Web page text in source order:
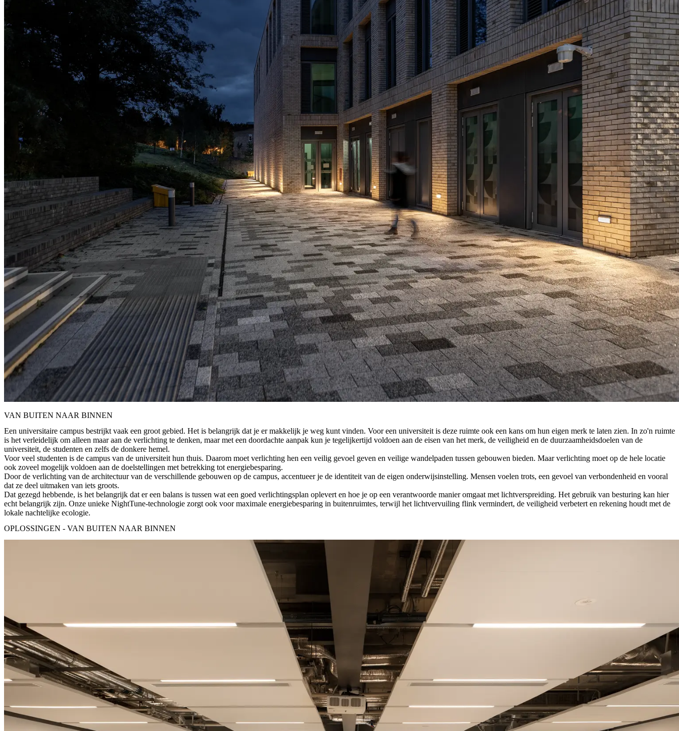
VAN BUITEN NAAR BINNEN
Een universitaire campus bestrijkt vaak een groot gebied. Het is belangrijk dat je er makkelijk je weg kunt vinden. Voor een universiteit is deze ruimte ook een kans om hun eigen merk te laten zien. In zo'n ruimte
is het verleidelijk om alleen maar aan de verlichting te denken, maar met een doordachte aanpak kun je tegelijkertijd voldoen aan de eisen van het merk, de veiligheid en de duurzaamheidsdoelen van de
universiteit, de studenten en zelfs de donkere hemel.
Voor veel studenten is de campus van de universiteit hun thuis. Daarom moet verlichting hen een veilig gevoel geven en veilige wandelpaden tussen gebouwen bieden. Maar verlichting moet op de hele locatie
ook zoveel mogelijk voldoen aan de doelstellingen met betrekking tot energiebesparing.
Door de verlichting van de architectuur van de verschillende gebouwen op de campus, accentueer je de identiteit van de eigen onderwijsinstelling. Mensen voelen trots, een gevoel van verbondenheid en vooral
dat ze deel uitmaken van iets groots.
Dat gezegd hebbende, is het belangrijk dat er een balans is tussen wat een goed verlichtingsplan oplevert en hoe je op een verantwoorde manier omgaat met lichtverspreiding. Het gebruik van besturing kan hier
echt belangrijk zijn. Onze unieke NightTune-technologie zorgt ook voor maximale energiebesparing in buitenruimtes, terwijl het lichtvervuiling flink vermindert, de veiligheid verbetert en rekening houdt met de
lokale nachtelijke ecologie.
OPLOSSINGEN - VAN BUITEN NAAR BINNEN